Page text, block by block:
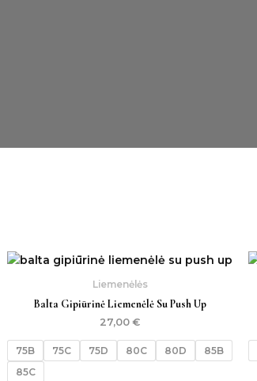
Liemenėlės
Balta Gipiūrinė Liemenėlė Su Push Up
27,00 €
75B 75C 75D 80C 80D
85B
85C